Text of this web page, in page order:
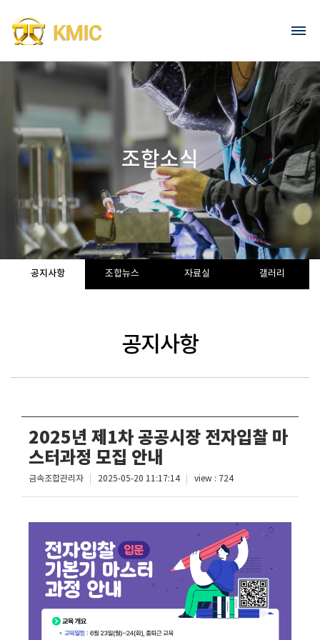
조합소식
공지사항 조합뉴스 자료실 갤러리
공지사항
2025년 제1차 공공시장 전자입찰 마
스터과정 모집 안내
금속조합관리자 2025-05-20 11:17:14 view : 724